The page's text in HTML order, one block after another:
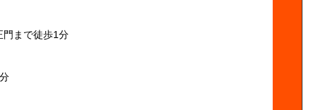
門まで徒歩1分